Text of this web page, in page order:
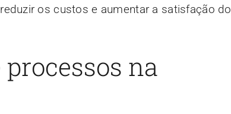
os custos e aumentar a satisfação do
na